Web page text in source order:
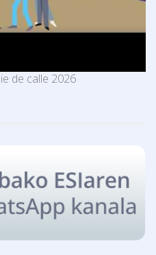
de calle 2026